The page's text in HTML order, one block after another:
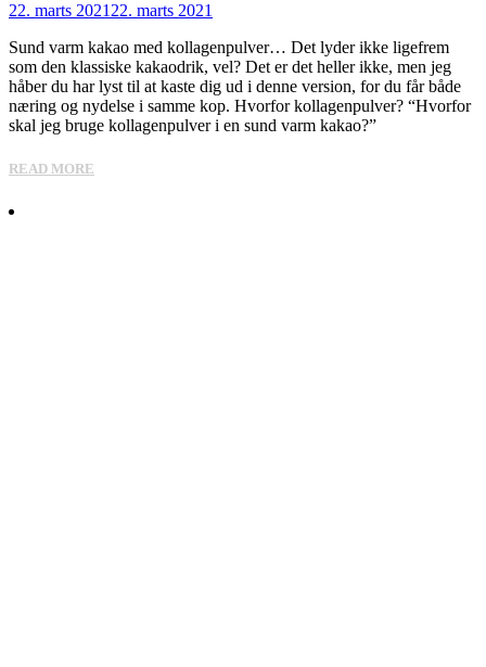
22. marts 202122. marts 2021
Sund varm kakao med kollagenpulver… Det lyder ikke ligefrem
som den klassiske kakaodrik, vel? Det er det heller ikke, men jeg
håber du har lyst til at kaste dig ud i denne version, for du får både
næring og nydelse i samme kop. Hvorfor kollagenpulver? “Hvorfor
skal jeg bruge kollagenpulver i en sund varm kakao?”
READ MORE